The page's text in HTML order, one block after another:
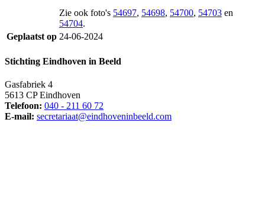
Zie ook foto's 54697, 54698, 54700, 54703 en
54704.
Geplaatst op 24-06-2024
Stichting Eindhoven in Beeld
Gasfabriek 4
5613 CP Eindhoven
Telefoon: 040 - 211 60 72
E-mail: secretariaat@eindhoveninbeeld.com